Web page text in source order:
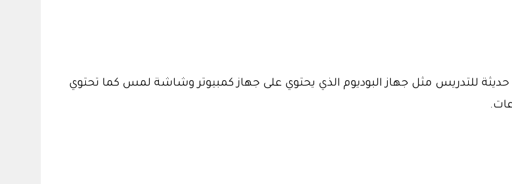
أجهزة حديثة للتدريس مثل جهاز البوديوم الذي يحتوي على جهاز كمبيوتر وشاشة لمس كما تحتوي